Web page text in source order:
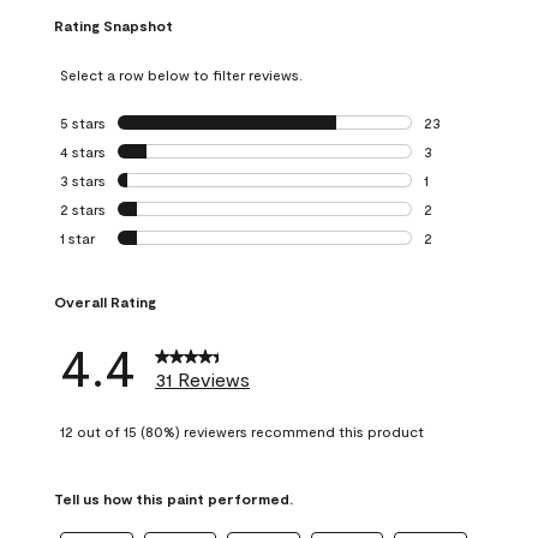
Rating Snapshot
Select a row below to filter reviews.
5 stars stars
23
23 reviews with
4 stars stars
3
3 reviews with 4
3 stars stars
1
1 review with 3
2 stars stars
2
2 reviews with 2
1 star stars
2
Overall Rating
4.4 31 Reviews
12 out of 15 (80%) reviewers recommend this product
Tell us how this paint performed.